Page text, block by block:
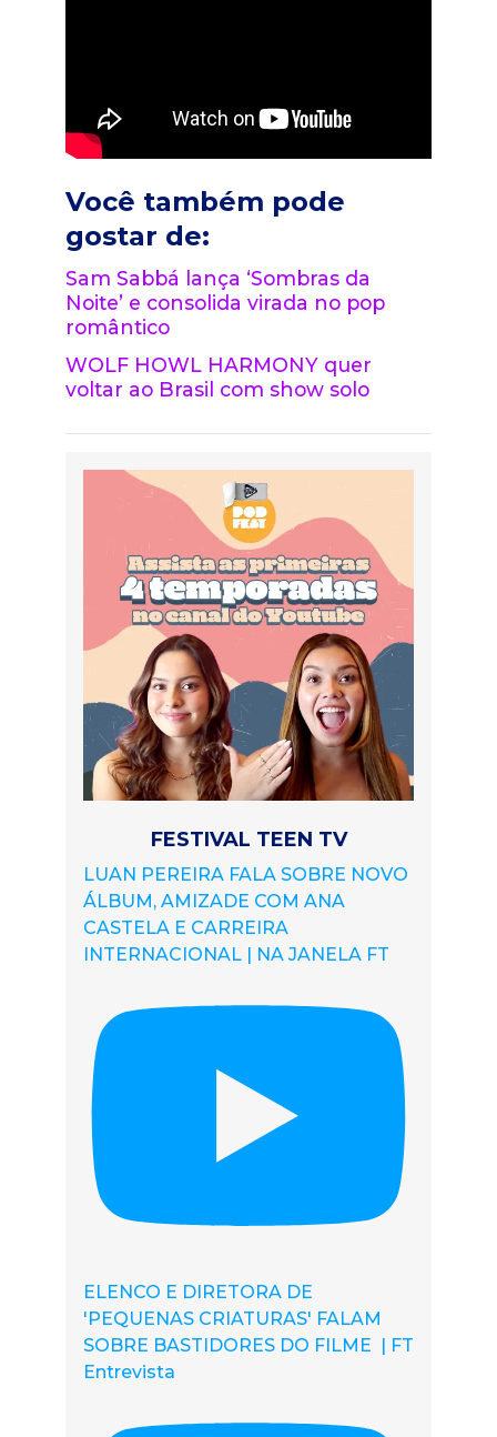
Você também pode
gostar de:
Sam Sabbá lança ‘Sombras da
Noite’ e consolida virada no pop
romântico
WOLF HOWL HARMONY quer
voltar ao Brasil com show solo
FESTIVAL TEEN TV
LUAN PEREIRA FALA SOBRE NOVO
ÁLBUM, AMIZADE COM ANA
CASTELA E CARREIRA
INTERNACIONAL | NA JANELA FT
ELENCO E DIRETORA DE
'PEQUENAS CRIATURAS' FALAM
SOBRE BASTIDORES DO FILME | FT
Entrevista